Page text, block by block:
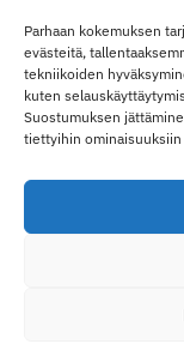
Parhaan kokemuksen
evästeitä,
tekniikoiden
kuten
Suostumuksen
tiettyihin
TOIMITUS JA
YLI ECO
Antim I Street,
Rekisterinumero
+46 720 251